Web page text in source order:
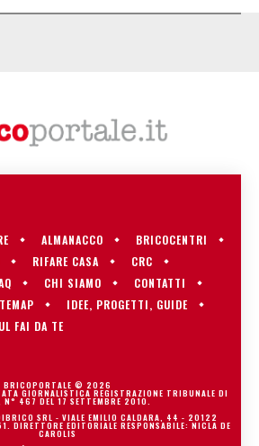
ALMANACCO
BRICOCENTRI
RIFARE CASA
CRC
CHI SIAMO
CONTATTI
IDEE, PROGETTI, GUIDE
FAI DA TE
BRICOPORTALE © 2026
GIORNALISTICA REGISTRAZIONE TRIBUNALE DI
N° 467 DEL 17 SETTEMBRE 2010.
SRL - VIALE EMILIO CALDARA, 44 - 20122
DIRETTORE EDITORIALE RESPONSABILE: NICLA DE
CAROLIS